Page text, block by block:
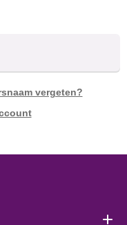
vergeten?